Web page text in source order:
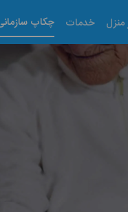
خدمات چکاپ